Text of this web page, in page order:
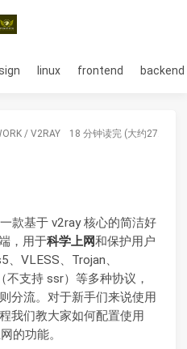
linux frontend backend
/ V2RAY 18 分钟读完 (大约2725个
款基于 v2ray 核心的简洁好
，用于科学上网和保护用户
VLESS、Trojan、
支持 ssr）等多种协议，
分流。对于新手们来说使用
我们教大家如何配置使用
的功能。